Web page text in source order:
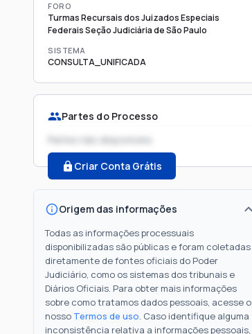
FORO
Turmas Recursais dos Juizados Especiais
Federais Seção Judiciária de São Paulo
SISTEMA
CONSULTA_UNIFICADA
Partes do Processo
Partes não disponíveis
Criar Conta Grátis
Origem das informações
Todas as informações processuais
disponibilizadas são públicas e foram coletadas
diretamente de fontes oficiais do Poder
Judiciário, como os sistemas dos tribunais e
Diários Oficiais. Para obter mais informações
sobre como tratamos dados pessoais, acesse o
nosso Termos de uso. Caso identifique alguma
inconsistência relativa a informações pessoais,